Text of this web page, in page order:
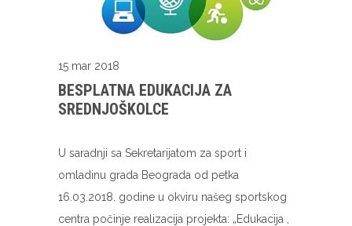
15 mar 2018
BESPLATNA EDUKACIJA ZA
SREDNJOŠKOLCE
U saradnji sa Sekretarijatom za sport i
omladinu grada Beograda od petka
16.03.2018. godine u okviru našeg sportskog
centra počinje realizacija projekta: „Edukacija ,